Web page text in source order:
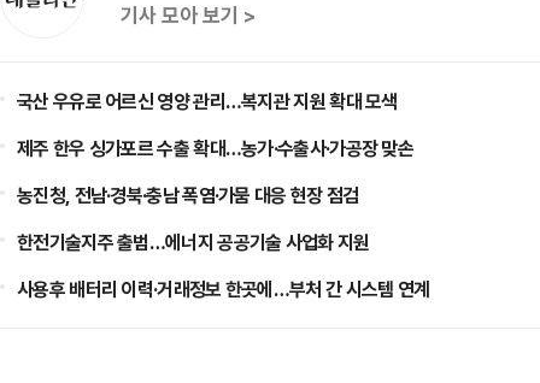
기사 모아 보기 >
국산 우유로 어르신 영양 관리…복지관 지원 확대 모색
제주 한우 싱가포르 수출 확대…농가·수출사·가공장 맞손
농진청, 전남·경북·충남 폭염·가뭄 대응 현장 점검
한전기술지주 출범…에너지 공공기술 사업화 지원
사용후 배터리 이력·거래정보 한곳에…부처 간 시스템 연계